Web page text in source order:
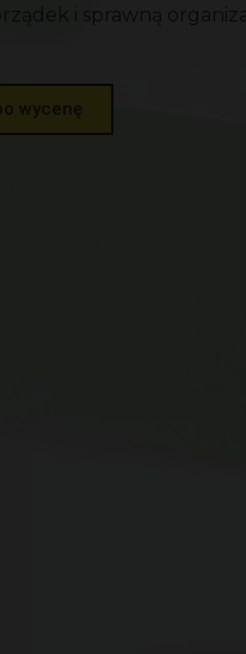
i sprawną
wycenę